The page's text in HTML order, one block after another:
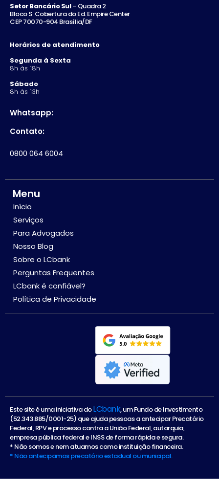
Setor Bancário Sul– Quadra 2
Bloco S Cobertura do Ed. Empire Center
CEP 70070-904 Brasília/DF
Horários de atendimento
Segunda à Sexta
8h às 18h
Sábado
8h às 13h
Whatsapp:
Contato:
0800 064 6004
Menu
Início
Serviços
Para Advogados
Nosso Blog
Sobre o LCbank
Perguntas Frequentes
LCbank é confiável?
Política de Privacidade
Este site é uma iniciativa doLCbank, um Fundo de Investimento
(52.343.885/0001-25) que ajuda pessoas a antecipar Precatório
Federal, RPV e processo contra a União Federal, autarquia,
empresa pública federal e INSS de forma rápida e segura.
* Não somos e nem atuamos como instituição financeira.
* Não antecipamos precatório estadual ou municipal.